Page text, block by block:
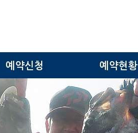
예약신청 예약현황